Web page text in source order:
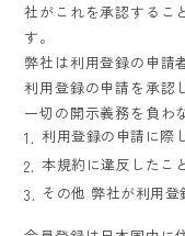
社がこれを承認するこ
す。
弊社は利用登録の申請
利用登録の申請を承認
一切の開示義務を負わ
利用登録の申請に際
本規約に違反したこ
その他 弊社が利用